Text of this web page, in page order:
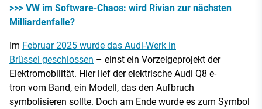
>>> VW im Software-Chaos: wird Rivian zur nächsten
Milliardenfalle?
Im Februar 2025 wurde das Audi-Werk in
Brüssel geschlossen – einst ein Vorzeigeprojekt der
Elektromobilität. Hier lief der elektrische Audi Q8 e-
tron vom Band, ein Modell, das den Aufbruch
symbolisieren sollte. Doch am Ende wurde es zum Symbol